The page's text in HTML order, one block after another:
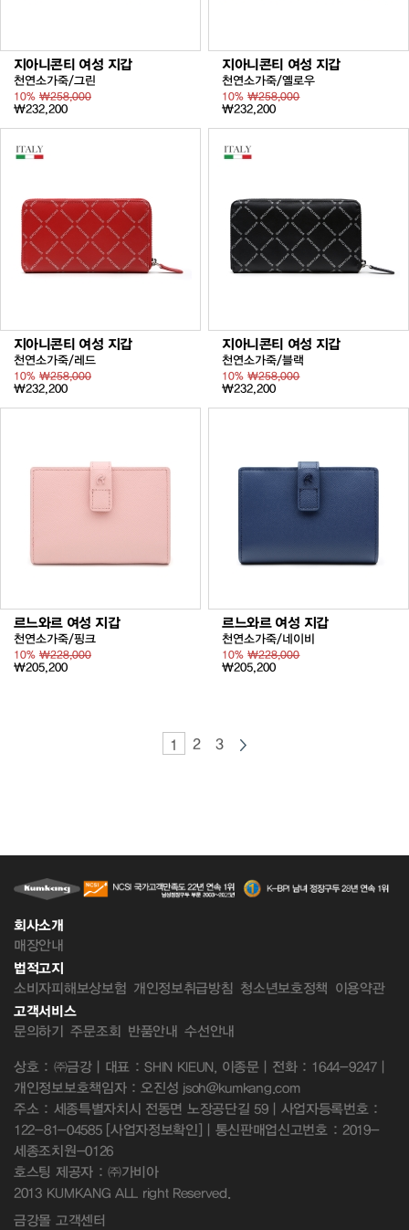
지아니콘티 여성 지갑
천연소가죽/그린
10% ₩258,000
₩232,200
지아니콘티 여성 지갑
천연소가죽/옐로우
10%₩258,000
₩232,200
지아니콘티 여성 지갑
천연소가죽/레드
10% ₩258,000
₩232,200
지아니콘티 여성 지갑
천연소가죽/블랙
10%₩258,000
₩232,200
르느와르 여성 지갑
천연소가죽/핑크
10% ₩228,000
₩205,200
르느와르 여성 지갑
천연소가죽/네이비
10%₩228,000
₩205,200
1 2 3
회사소개
매장안내
법적고지
소비자피해보상보험 개인정보취급방침 청소년보호정책 이용약관
고객서비스
문의하기 주문조회 반품안내 수선안내
상호 : ㈜금강 | 대표 : SHIN KIEUN, 이종문 | 전화 : 1644-9247 |
개인정보보호책임자 : 오진성 jsoh@kumkang.com
주소 : 세종특별자치시 전동면 노장공단길 59 | 사업자등록번호 :
122-81-04585 [사업자정보확인] | 통신판매업신고번호 : 2019-
세종조치원-0126
호스팅 제공자 : ㈜가비아
2013 KUMKANG ALL right Reserved.
금강몰 고객센터